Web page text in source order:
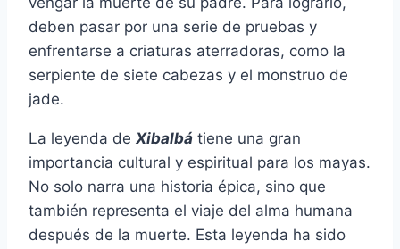
deben pasar por una serie de pruebas y
enfrentarse a criaturas aterradoras, como la
serpiente de siete cabezas y el monstruo de
jade.
La leyenda de Xibalbá tiene una gran
importancia cultural y espiritual para los mayas.
No solo narra una historia épica, sino que
también representa el viaje del alma humana
después de la muerte. Esta leyenda ha sido